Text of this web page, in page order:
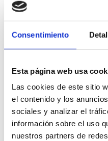
Consentimiento
Esta página web usa
Las cookies de este sitio
el contenido y los
sociales y analizar el
información sobre el uso
nuestros partners de
Sirope de